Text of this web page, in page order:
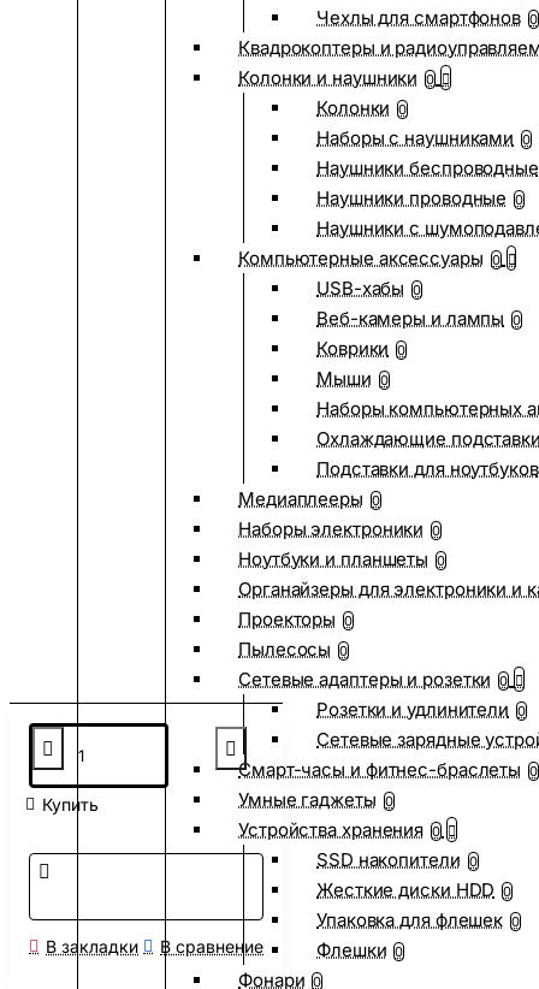
Чехлы для смартфонов 0
Квадрокоптеры и
Колонки и наушники 0
Колонки 0
Наборы с наушниками 0
Наушники беспроводные
Наушники проводные 0
Наушники с
Компьютерные аксессуары 0
USB-хабы 0
Веб-камеры и лампы 0
Коврики 0
Мыши 0
Наборы компьютерных
Охлаждающие
Подставки для ноутбуков
Медиаплееры 0
Наборы электроники 0
Ноутбуки и планшеты 0
Органайзеры для электроники и
Проекторы 0
Пылесосы 0
Сетевые адаптеры и розетки 0
Розетки и удлинители 0
Сетевые зарядные
Смарт-часы и фитнес-браслеты 0
Умные гаджеты 0
Устройства хранения 0
SSD накопители 0
Жесткие диски HDD 0
Упаковка для флешек 0
Флешки 0
Фонари 0
Купить
В закладки В сравнение